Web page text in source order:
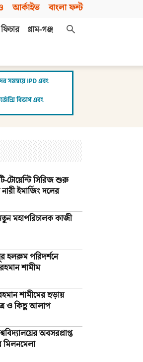
আর্কাইভ বাংলা ফন্ট
ফিচার
গ্রাম-গঞ্জ
টোয়েন্টি সিরিজ শুরু
ইমার্জিং দলের
মহাপরিচালক কাজী
হলরুম পরিদর্শনে
শামীম
শামীমের ছড়ায়
ও কিছু আলাপ
অবসরপ্রাপ্ত
মিলনমেলা